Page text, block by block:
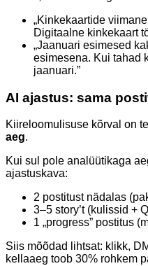
„Kinkekaartide
Digitaalne kinkekaart
„Jaanuari esimesed
esimesena. Kui tahad
jaanuari.”
AI ajastus: sama
Kiireloomulisuse kõrval on
aeg.
Kui sul pole analüütikaga
ajastuskava:
2 postitust nädalas
3–5 story’t (kulissid +
1 „progress” postitus
Siis mõõdad lihtsat: klikk,
kellaaeg toob 30% rohkem